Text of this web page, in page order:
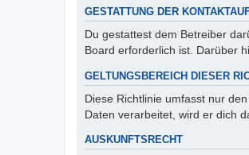
GESTATTUNG DER
Du gestattest dem Betreiber
Board erforderlich ist. Darüber
GELTUNGSBEREICH DIESER
Diese Richtlinie umfasst nur
Daten verarbeitet, wird er dich
AUSKUNFTSRECHT